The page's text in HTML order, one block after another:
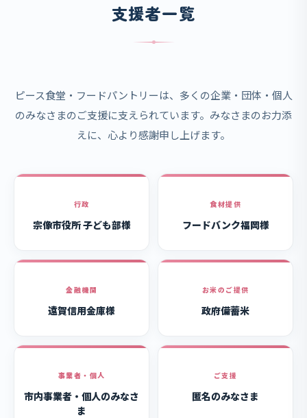
支援者一覧
ピース食堂・フードパントリーは、多くの企業・団体・個人
のみなさまのご支援に支えられています。みなさまのお力添
えに、心より感謝申し上げます。
行政
宗像市役所 子ども部様
食材提供
フードバンク福岡様
金融機関
遠賀信用金庫様
お米のご提供
政府備蓄米
事業者・個人
市内事業者・個人のみなさ
ま
ご支援
匿名のみなさま